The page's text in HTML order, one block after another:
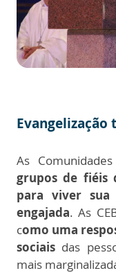
As
grupos de fiéis
para viver
engajada. As
como uma
sociais das
mais